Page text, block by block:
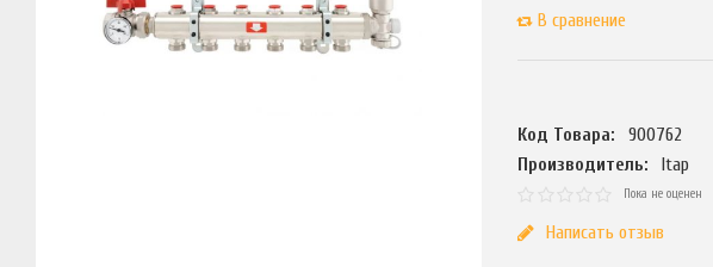
В сравнение
Код Товара:
900762
Производитель:
Itap
Пока не оценен
Написать отзыв